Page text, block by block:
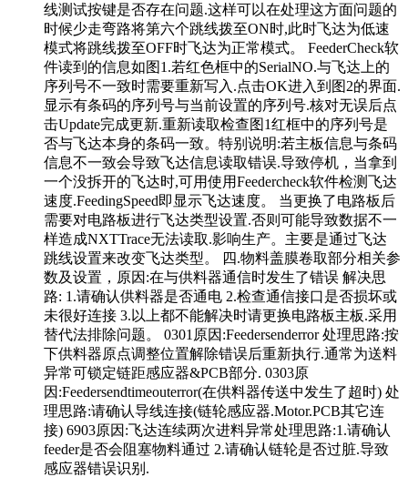
线测试按键是否存在问题.这样可以在处理这方面问题的
时候少走弯路将第六个跳线拨至ON时,此时飞达为低速
模式将跳线拨至OFF时飞达为正常模式。 FeederCheck软
件读到的信息如图1.若红色框中的SerialNO.与飞达上的
序列号不一致时需要重新写入.点击OK进入到图2的界面.
显示有条码的序列号与当前设置的序列号.核对无误后点
击Update完成更新.重新读取检查图1红框中的序列号是
否与飞达本身的条码一致。特别说明:若主板信息与条码
信息不一致会导致飞达信息读取错误.导致停机，当拿到
一个没拆开的飞达时,可用使用Feedercheck软件检测飞达
速度.FeedingSpeed即显示飞达速度。 当更换了电路板后
需要对电路板进行飞达类型设置.否则可能导致数据不一
样造成NXTTrace无法读取.影响生产。主要是通过飞达
跳线设置来改变飞达类型。 四.物料盖膜卷取部分相关参
数及设置，原因:在与供料器通信时发生了错误 解决思
路: 1.请确认供料器是否通电 2.检查通信接口是否损坏或
未很好连接 3.以上都不能解决时请更换电路板主板.采用
替代法排除问题。 0301原因:Feedersenderror 处理思路:按
下供料器原点调整位置解除错误后重新执行.通常为送料
异常可锁定链距感应器&PCB部分. 0303原
因:Feedersendtimeouterror(在供料器传送中发生了超时) 处
理思路:请确认导线连接(链轮感应器.Motor.PCB其它连
接) 6903原因:飞达连续两次进料异常处理思路:1.请确认
feeder是否会阻塞物料通过 2.请确认链轮是否过脏.导致
感应器错误识别.